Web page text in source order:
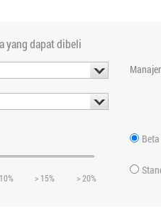
yang dapat dibeli
> 15% > 20%
Beta